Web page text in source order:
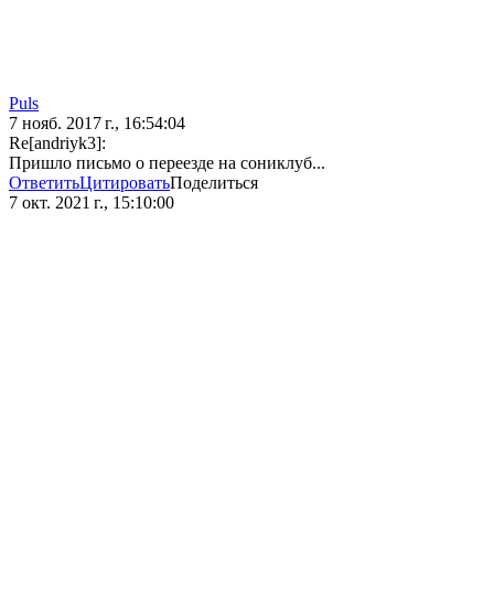
Puls
7 нояб. 2017 г., 16:54:04
Re[andriyk3]:
Пришло письмо о переезде на сониклуб...
ОтветитьЦитироватьПоделиться
7 окт. 2021 г., 15:10:00